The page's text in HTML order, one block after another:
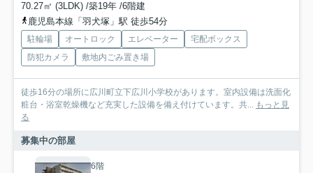
70.27㎡ (3LDK) /築19年 /6階建
鹿児島本線「羽犬塚」駅 徒歩54分
駐輪場 オートロック エレベーター
宅配ボックス
防犯カメラ
敷地内ごみ置き場
徒歩16分の場所に広川町立下広川小学校があります。室内設備は洗面化
粧台・浴室乾燥機など充実した設備を備え付けています。共... もっと見
る
募集中の部屋
6階